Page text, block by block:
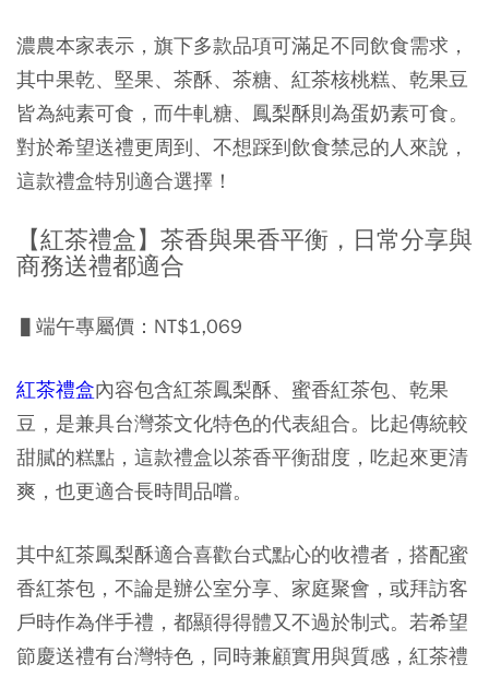
濃農本家表示，旗下多款品項可滿足不同飲食需求，
其中果乾、堅果、茶酥、茶糖、紅茶核桃糕、乾果豆
皆為純素可食，而牛軋糖、鳳梨酥則為蛋奶素可食。
對於希望送禮更周到、不想踩到飲食禁忌的人來說，
這款禮盒特別適合選擇！
【紅茶禮盒】茶香與果香平衡，日常分享與
商務送禮都適合
▌端午專屬價：NT$1,069
紅茶禮盒內容包含紅茶鳳梨酥、蜜香紅茶包、乾果
豆， 是兼具台灣茶文化特色的代表組合。比起傳統較
甜膩的糕點，這款禮盒以茶香平衡甜度，吃起來更清
爽，也更適合長時間品嚐。
其中紅茶鳳梨酥適合喜歡台式點心的收禮者，搭配蜜
香紅茶包，不論是辦公室分享、家庭聚會，或拜訪客
戶時作為伴手禮，都顯得得體又不過於制式。若希望
節慶送禮有台灣特色，同時兼顧實用與質感，紅茶禮